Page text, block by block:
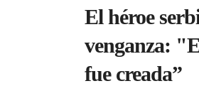
El héroe
venganza:
fue creada”